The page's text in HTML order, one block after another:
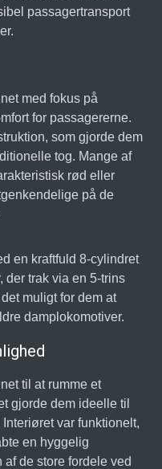
passagertransport
med fokus på
for passagererne.
som gjorde dem
tog. Mange af
rød eller
på de
en kraftfuld 8-cylindret
der trak via en 5-trins
muligt for dem at
damplokomotiver.
til at rumme et
gjorde dem ideelle til
var funktionelt,
en hyggelig
de store fordele ved